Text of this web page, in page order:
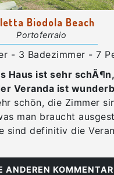
Biodola Beach
Portoferraio
- 3 Badezimmer - 7
Haus ist sehr
Veranda ist
schön, die Zimmer
man braucht
sind definitiv die
ANDEREN